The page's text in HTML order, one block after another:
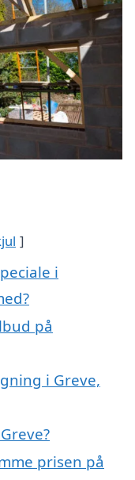
i
på
i Greve,
prisen på